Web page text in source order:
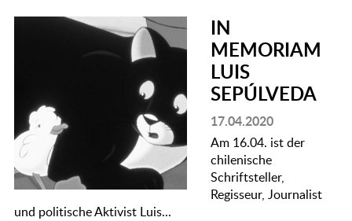
IN
MEMORIAM
LUIS
SEPÚLVEDA
17.04.2020
Am 16.04. ist der
chilenische
Schriftsteller,
Regisseur, Journalist
und politische Aktivist Luis...